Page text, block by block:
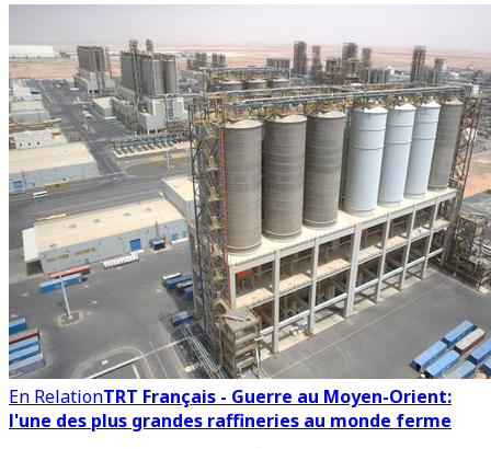
En RelationTRT Français - Guerre au Moyen-Orient:
l'une des plus grandes raffineries au monde ferme